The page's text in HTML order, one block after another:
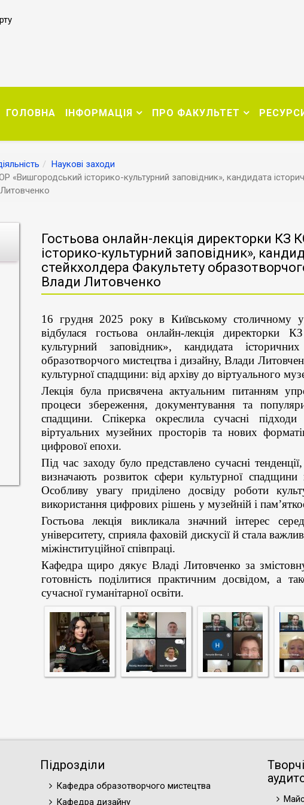
ГОЛОВНА ІНФОРМАЦІЯ ПРО ФАКУЛЬТЕТ
Наукові заходи
«Вишгородський історико-культурний заповідник», кандидата
Гостьова онлайн-лекція директорки КЗ
історико-культурний заповідник»,
стейкхолдера Факультету
Влади Литовченко
16 грудня 2025 року в Київському столичному
відбулася гостьова онлайн-лекція директорки
культурний заповідник», кандидата
образотворчого мистецтва і дизайну, Влади
культурної спадщини: від архіву до віртуального
Лекція була присвячена актуальним питанням
процеси збереження, документування та
спадщини. Спікерка окреслила сучасні
віртуальних музейних просторів та нових
цифрової епохи.
Під час заходу було представлено сучасні
визначають розвиток сфери культурної
Особливу увагу приділено досвіду роботи
використання цифрових рішень у музейній і
Гостьова лекція викликала значний інтерес
університету, сприяла фаховій дискусії й стала
міжінституційної співпраці.
Кафедра щиро дякує Владі Литовченко за
готовність поділитися практичним досвідом, а
сучасної гуманітарної освіти.
Підрозділи
Кафедра образотворчого мистецтва
Кафедра дизайну